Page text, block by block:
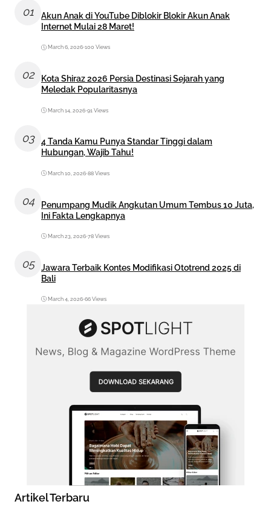
01
Akun Anak di YouTube Diblokir Blokir Akun Anak
Internet Mulai 28 Maret!
March 6, 2026•100 Views
02
Kota Shiraz 2026 Persia Destinasi Sejarah yang
Meledak Popularitasnya
March 14, 2026•91 Views
03
4 Tanda Kamu Punya Standar Tinggi dalam
Hubungan, Wajib Tahu!
March 10, 2026•88 Views
04
Penumpang Mudik Angkutan Umum Tembus 10 Juta,
Ini Fakta Lengkapnya
March 23, 2026•78 Views
05
Jawara Terbaik Kontes Modifikasi Ototrend 2025 di
Bali
March 4, 2026•66 Views
Artikel Terbaru